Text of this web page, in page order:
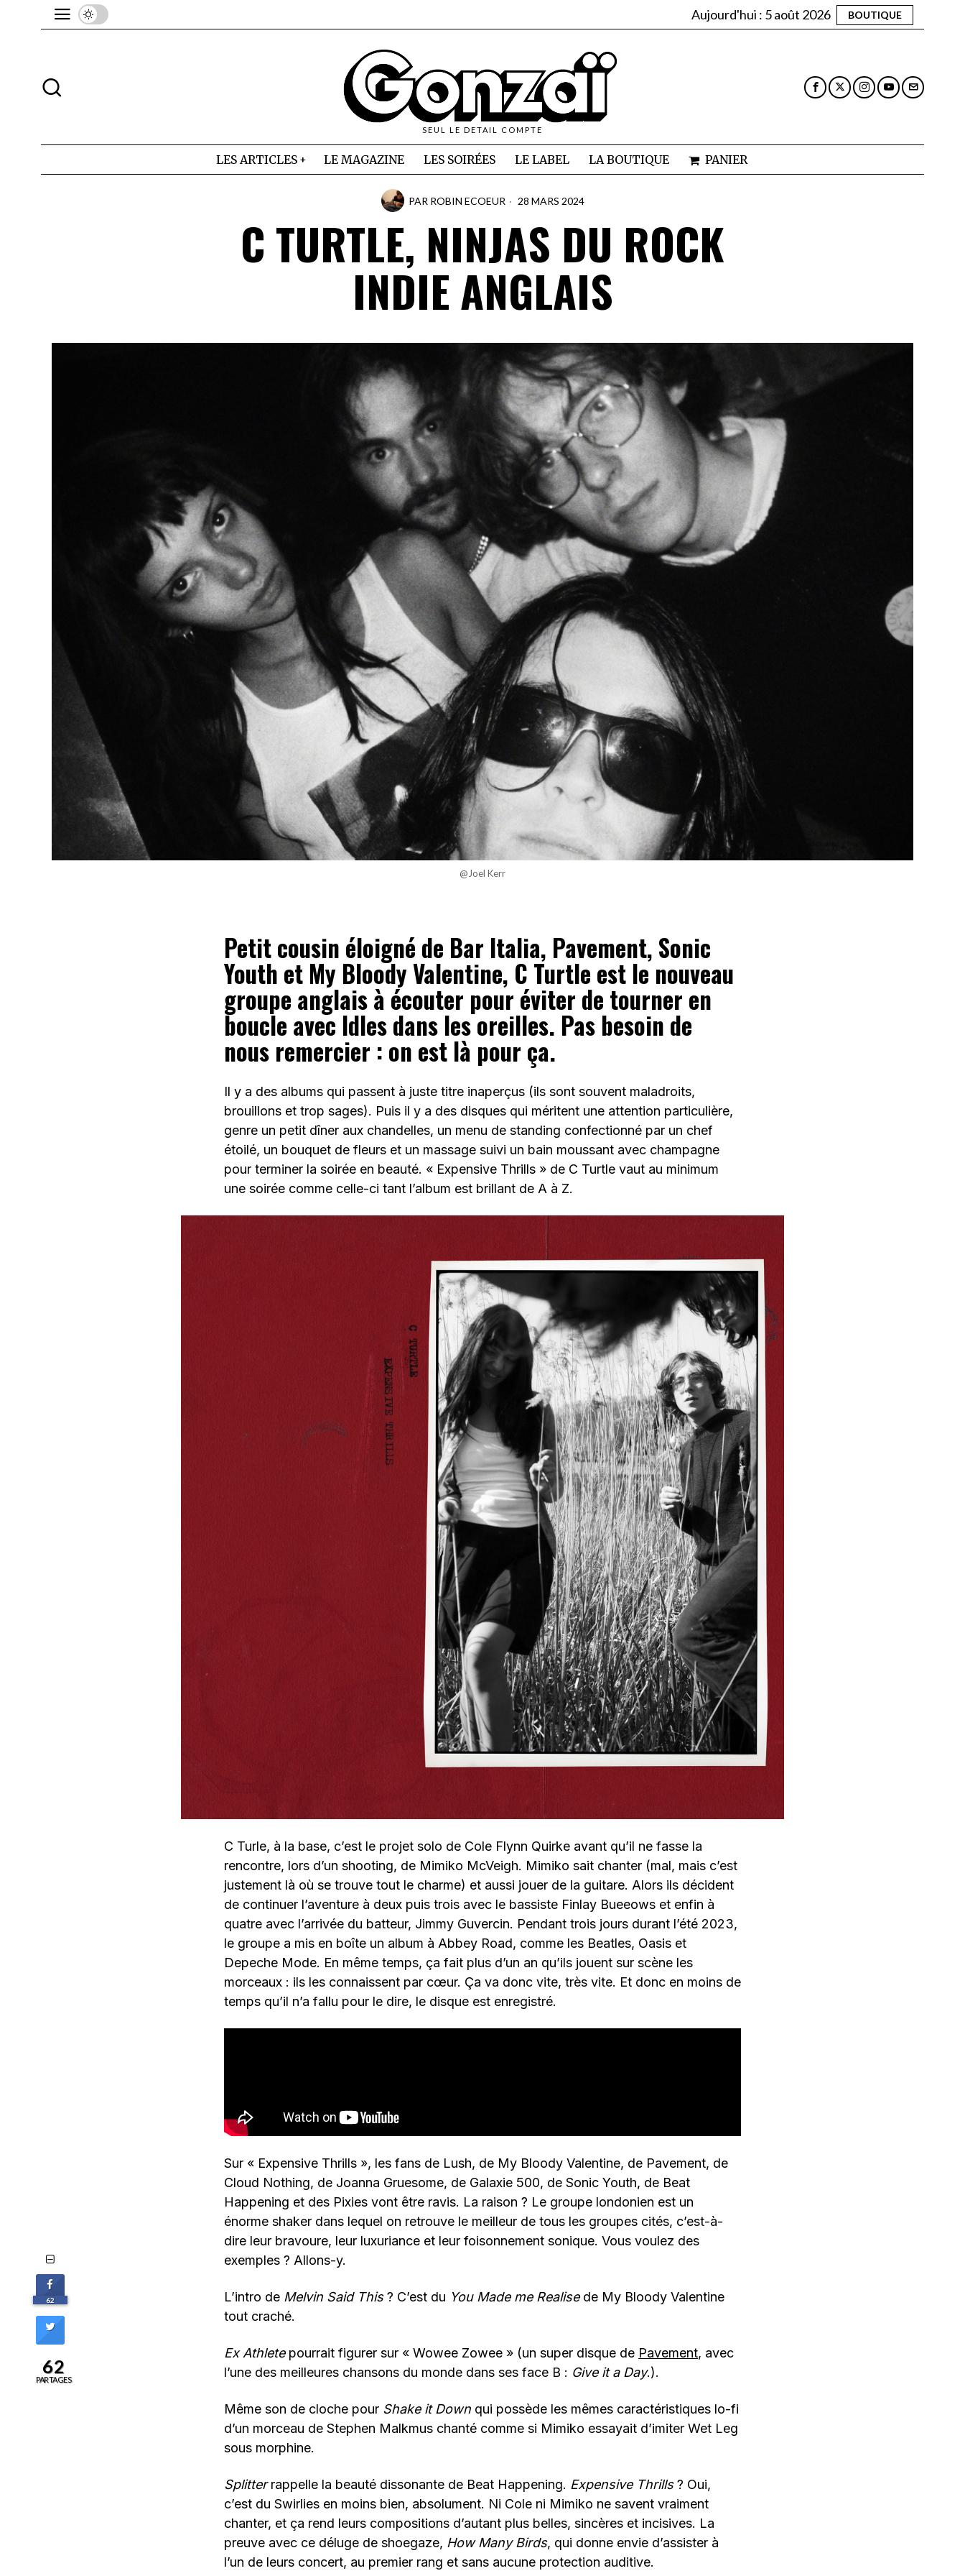
Aujourd'hui : 5 août 2026 BOUTIQUE
SEUL LE DETAIL COMPTE
LES ARTICLES LE MAGAZINE LES SOIRÉES LE LABEL LA BOUTIQUE PANIER
PAR ROBIN ECOEUR 28 MARS 2024
C TURTLE, NINJAS DU ROCK
INDIE ANGLAIS
@Joel Kerr
Petit cousin éloigné de Bar Italia, Pavement, Sonic
Youth et My Bloody Valentine, C Turtle est le nouveau
groupe anglais à écouter pour éviter de tourner en
boucle avec Idles dans les oreilles. Pas besoin de
nous remercier : on est là pour ça.
Il y a des albums qui passent à juste titre inaperçus (ils sont souvent maladroits,
brouillons et trop sages). Puis il y a des disques qui méritent une attention particulière,
genre un petit dîner aux chandelles, un menu de standing confectionné par un chef
étoilé, un bouquet de fleurs et un massage suivi un bain moussant avec champagne
pour terminer la soirée en beauté. « Expensive Thrills » de C Turtle vaut au minimum
une soirée comme celle-ci tant l’album est brillant de A à Z.
C Turle, à la base, c’est le projet solo de Cole Flynn Quirke avant qu’il ne fasse la
rencontre, lors d’un shooting, de Mimiko McVeigh. Mimiko sait chanter (mal, mais c’est
justement là où se trouve tout le charme) et aussi jouer de la guitare. Alors ils décident
de continuer l’aventure à deux puis trois avec le bassiste Finlay Bueeows et enfin à
quatre avec l’arrivée du batteur, Jimmy Guvercin. Pendant trois jours durant l’été 2023,
le groupe a mis en boîte un album à Abbey Road, comme les Beatles, Oasis et
Depeche Mode. En même temps, ça fait plus d’un an qu’ils jouent sur scène les
morceaux : ils les connaissent par cœur. Ça va donc vite, très vite. Et donc en moins de
temps qu’il n’a fallu pour le dire, le disque est enregistré.
Sur « Expensive Thrills », les fans de Lush, de My Bloody Valentine, de Pavement, de
Cloud Nothing, de Joanna Gruesome, de Galaxie 500, de Sonic Youth, de Beat
Happening et des Pixies vont être ravis. La raison ? Le groupe londonien est un
énorme shaker dans lequel on retrouve le meilleur de tous les groupes cités, c’est-à-
dire leur bravoure, leur luxuriance et leur foisonnement sonique. Vous voulez des
exemples ? Allons-y.
L’intro de Melvin Said This? C’est du You Made me Realise de My Bloody Valentine
tout craché.
Ex Athletepourrait figurer sur « Wowee Zowee » (un super disque de Pavement, avec
l’une des meilleures chansons du monde dans ses face B : Give it a Day.).
Même son de cloche pour Shake it Down qui possède les mêmes caractéristiques lo-fi
d’un morceau de Stephen Malkmus chanté comme si Mimiko essayait d’imiter Wet Leg
sous morphine.
Splitterrappelle la beauté dissonante de Beat Happening. Expensive Thrills? Oui,
c’est du Swirlies en moins bien, absolument. Ni Cole ni Mimiko ne savent vraiment
chanter, et ça rend leurs compositions d’autant plus belles, sincères et incisives. La
preuve avec ce déluge de shoegaze, How Many Birds, qui donne envie d’assister à
l’un de leurs concert, au premier rang et sans aucune protection auditive.
62
62
PARTAGES